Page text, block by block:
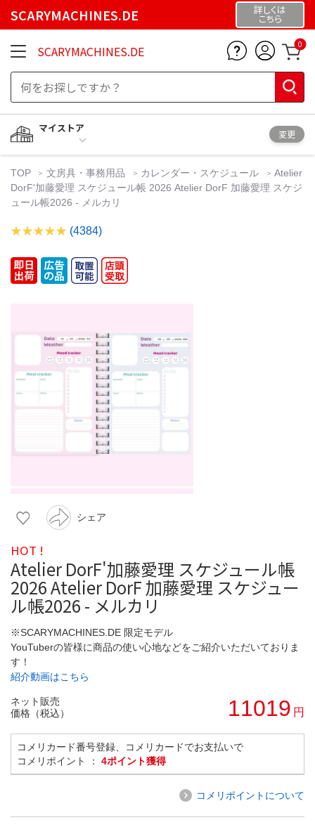
SCARYMACHINES.DE 詳しくは
こちら
SCARYMACHINES.DE 0
マイストア
変更
TOP 文房具・事務用品 カレンダー・スケジュール
Atelier
DorF'加藤愛理 スケジュール帳 2026 Atelier DorF 加藤愛理 スケジ
ュール帳2026 - メルカリ
(4384)
シェア
HOT !
Atelier DorF'加藤愛理 スケジュール帳
2026 Atelier DorF 加藤愛理 スケジュー
ル帳2026 - メルカリ
※SCARYMACHINES.DE 限定モデル
YouTuberの皆様に商品の使い心地などをご紹介いただいておりま
す！
紹介動画はこちら
ネット販売
価格（税込）
11019 円
コメリカード番号登録、コメリカードでお支払いで
コメリポイント ： 4ポイント獲得
コメリポイントについて